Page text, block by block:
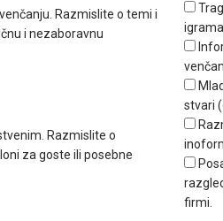
Razmislite o temi i
i nezaboravnu
Razmislite o
za goste ili posebne
stvari
firmi.